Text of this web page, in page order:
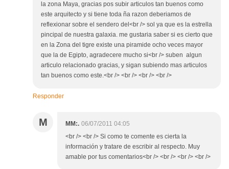
la zona Maya, gracias pos subir articulos tan buenos como
este arquitecto y si tiene toda ña razon deberiamos de
reflexionar sobre el sendero del<br /> sol ya que es la estrella
pincipal de nuestra galaxia. me gustaria saber si es cierto que
en la Zona del tigre existe una piramide ocho veces mayor
que la de Egipto, agradecere mucho si<br /> suben algun
articulo relacionado gracias, y sigan subiendo mas articulos
tan buenos como este.<br /> <br /> <br /> <br />
Responder
M MM:. 06/07/2011 04:05
<br /> <br /> Si como te comente es cierta la
información y tratare de escribir al respecto. Muy
amable por tus comentarios<br /> <br /> <br /> <br />